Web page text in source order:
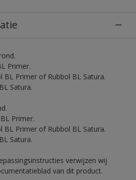
Primer.
BL Primer of Rubbol BL Satura.
Satura.
Primer.
BL Primer of Rubbol BL Satura.
Satura.
verwijzen wij
van dit product.